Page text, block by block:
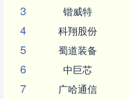
3 锴威特
4 科翔股份
5 蜀道装备
6 中巨芯
7 广哈通信